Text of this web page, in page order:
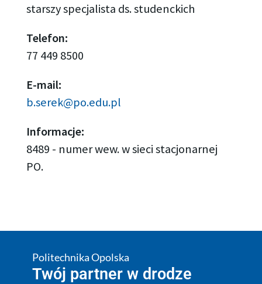
starszy specjalista ds. studenckich
Telefon:
77 449 8500
E-mail:
b.serek@po.edu.pl
Informacje:
8489 - numer wew. w sieci stacjonarnej
PO.
Politechnika Opolska
Twój partner w drodze